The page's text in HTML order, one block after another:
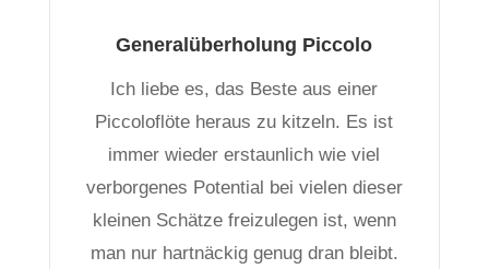
Generalüberholung Piccolo
Ich liebe es, das Beste aus einer
Piccoloflöte heraus zu kitzeln. Es ist
immer wieder erstaunlich wie viel
verborgenes Potential bei vielen dieser
kleinen Schätze freizulegen ist, wenn
man nur hartnäckig genug dran bleibt.